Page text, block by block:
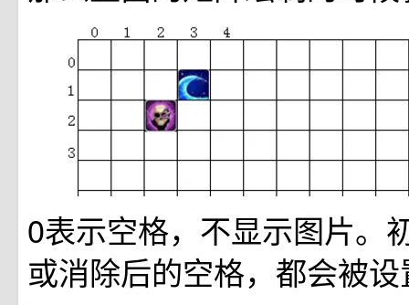
0表示空格，不显示图片。
或消除后的空格，都会被